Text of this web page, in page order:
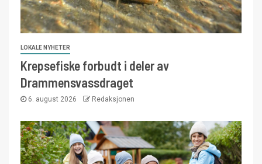
LOKALE NYHETER
Krepsefiske forbudt i deler av
Drammensvassdraget
6. august 2026 Redaksjonen